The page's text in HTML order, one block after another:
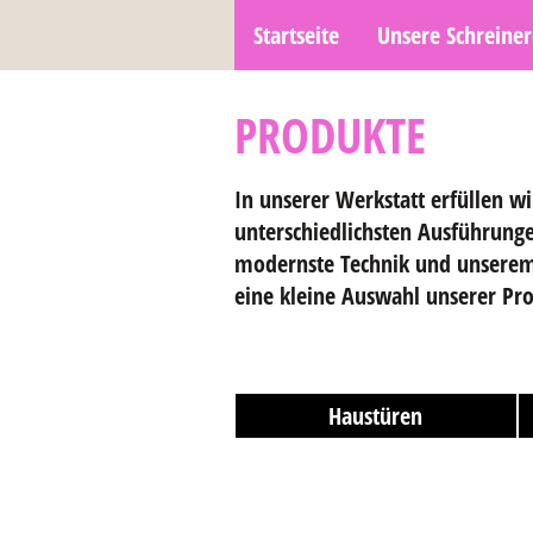
Startseite Unsere
PRODUKTE
In unserer Werkstatt erfüllen
unterschiedlichsten
modernste Technik und
eine kleine Auswahl unserer
Haustüren